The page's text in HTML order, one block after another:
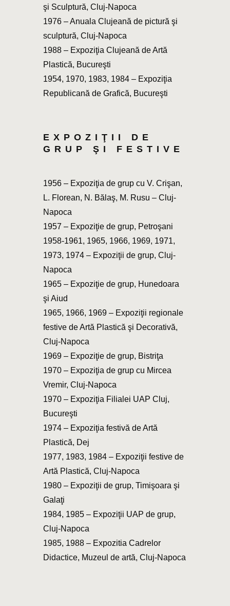
şi Sculptură, Cluj-Napoca
1976 – Anuala Clujeană de pictură şi
sculptură, Cluj-Napoca
1988 – Expoziţia Clujeană de Artă
Plastică, Bucureşti
1954, 1970, 1983, 1984 – Expoziţia
Republicană de Grafică, Bucureşti
EXPOZIŢII DE
GRUP ŞI FESTIVE
1956 – Expoziţia de grup cu V. Crişan,
L. Florean, N. Bălaş, M. Rusu – Cluj-
Napoca
1957 – Expoziţie de grup, Petroşani
1958-1961, 1965, 1966, 1969, 1971,
1973, 1974 – Expoziţii de grup, Cluj-
Napoca
1965 – Expoziţie de grup, Hunedoara
şi Aiud
1965, 1966, 1969 – Expoziţii regionale
festive de Artă Plastică şi Decorativă,
Cluj-Napoca
1969 – Expoziţie de grup, Bistriţa
1970 – Expoziţia de grup cu Mircea
Vremir, Cluj-Napoca
1970 – Expoziţia Filialei UAP Cluj,
Bucureşti
1974 – Expoziţia festivă de Artă
Plastică, Dej
1977, 1983, 1984 – Expoziţii festive de
Artă Plastică, Cluj-Napoca
1980 – Expoziţii de grup, Timişoara şi
Galaţi
1984, 1985 – Expoziţii UAP de grup,
Cluj-Napoca
1985, 1988 – Expozitia Cadrelor
Didactice, Muzeul de artă, Cluj-Napoca